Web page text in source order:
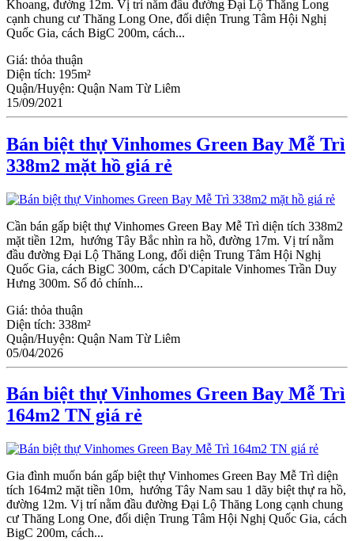
Khoang, đường 12m. Vị trí nằm đầu đường Đại Lộ Thăng Long
cạnh chung cư Thăng Long One, đối diện Trung Tâm Hội Nghị
Quốc Gia, cách BigC 200m, cách...
Giá: thỏa thuận
Diện tích: 195m²
Quận/Huyện: Quận Nam Từ Liêm
15/09/2021
Bán biệt thự Vinhomes Green Bay Mễ Trì
338m2 mặt hồ giá rẻ
Cần bán gấp biệt thự Vinhomes Green Bay Mễ Trì diện tích 338m2
mặt tiền 12m, hướng Tây Bắc nhìn ra hồ, đường 17m. Vị trí nằm
đầu đường Đại Lộ Thăng Long, đối diện Trung Tâm Hội Nghị
Quốc Gia, cách BigC 300m, cách D'Capitale Vinhomes Trần Duy
Hưng 300m. Sổ đỏ chính...
Giá: thỏa thuận
Diện tích: 338m²
Quận/Huyện: Quận Nam Từ Liêm
05/04/2026
Bán biệt thự Vinhomes Green Bay Mễ Trì
164m2 TN giá rẻ
Gia đình muốn bán gấp biệt thự Vinhomes Green Bay Mễ Trì diện
tích 164m2 mặt tiền 10m, hướng Tây Nam sau 1 dãy biệt thự ra hồ,
đường 12m. Vị trí nằm đầu đường Đại Lộ Thăng Long cạnh chung
cư Thăng Long One, đối diện Trung Tâm Hội Nghị Quốc Gia, cách
BigC 200m, cách...